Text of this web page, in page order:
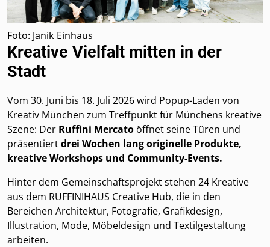
Foto: Janik Einhaus
Kreative Vielfalt mitten in der
Stadt
Vom 30. Juni bis 18. Juli 2026 wird Popup-Laden von
Kreativ München zum Treffpunkt für Münchens kreative
Szene: Der Ruffini Mercato öffnet seine Türen und
präsentiertdrei Wochen lang originelle Produkte,
kreative Workshops und Community-Events.
Hinter dem Gemeinschaftsprojekt stehen 24 Kreative
aus dem RUFFINIHAUS Creative Hub, die in den
Bereichen Architektur, Fotografie, Grafikdesign,
Illustration, Mode, Möbeldesign und Textilgestaltung
arbeiten.